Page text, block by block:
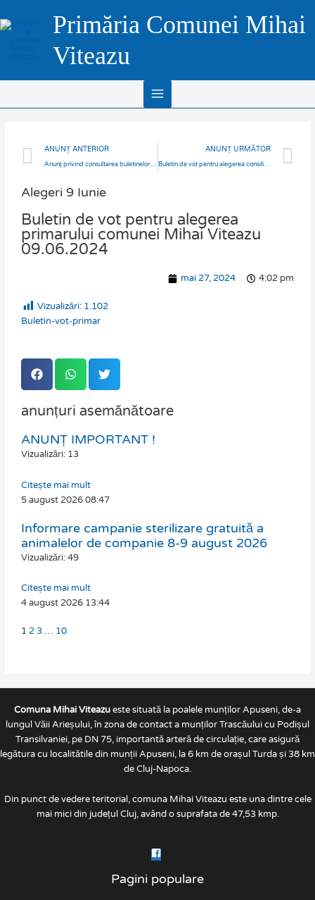
to
Primăria Comunei Mihai
Viteazu
Menu
Prev
ANUNȚ ANTERIOR
Anunţ privind consultarea buletinelor de vot pentru alegerile din 09.06.2024.
ANUNȚ URMĂTOR
Buletin de vot pentru alegerea consiliului local al comunei Mihai Viteazu 09.06.2024.
Alegeri 9 Iunie
Buletin de vot pentru alegerea
primarului comunei Mihai Viteazu
09.06.2024
mai 27, 2024 4:02 pm
Vizualizări: 1.102
Buletin-vot-primar
anunțuri asemănătoare
ANUNȚ IMPORTANT !
Vizualizări: 13
Citește mai mult
5 august 202608:47
Informare campanie sterilizare gratuită a
animalelor de companie 8-9 august 2026
Vizualizări: 49
Citește mai mult
4 august 2026 13:44
Page
1
Page
2
Page
3 …
Page
10
Comuna Mihai Viteazueste situată la poalele munților Apuseni, de-a
lungul Văii Arieșului, în zona de contact a munților Trascăului cu Podișul
Transilvaniei, pe DN 75, importantă arteră de circulație, care asigură
legătura cu localitătile din munții Apuseni, la 6 km de orașul Turda și 38 km
de Cluj-Napoca.
Din punct de vedere teritorial, comuna Mihai Viteazu este una dintre cele
mai mici din județul Cluj, având o suprafata de 47,53 kmp.
Pagini populare